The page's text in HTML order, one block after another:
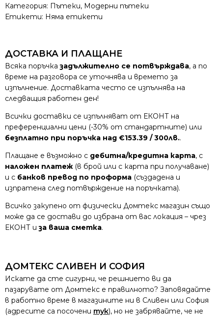
Категория: Пътеки, Модерни пътеки
Етикети: Няма етикети
ДОСТАВКА И ПЛАЩАНЕ
Всяка поръчказадължително се потвърждава, а по
време на разговора се уточнява и времето за
изпълнение. Доставката често се изпълнява на
следващия работен ден!
Всички доставки се изпълняват от ЕКОНТ на
преференциални цени (-30% от стандартните) или
безплатно при поръчка над €153.39 / 300лв..
Плащане е възможно с дебитна/кредитна карта, с
наложен платеж (в брой или с карта при получаване)
и с банков превод по проформа (създадена и
изпратена след потвърждение на поръчката).
Всичко закупено от физически Домтекс магазин също
може да се достави до избрана от вас локация – чрез
ЕКОНТ иза ваша сметка.
ДОМТЕКС СЛИВЕН И СОФИЯ
Искате да сте сигурни, че решнието ви да
пазарувате от Домтекс е правилното? Заповядайте
в работно време в магазините ни в Сливен или София
(адресите са посочени тук), но не забрявайте, че не